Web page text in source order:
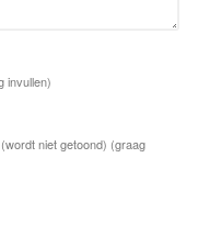
invullen)
niet getoond) (graag